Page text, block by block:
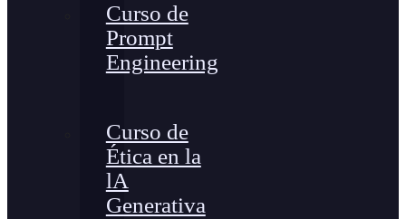
Curso de
Prompt
Engineering
Curso de
Ética en la
lA
Generativa